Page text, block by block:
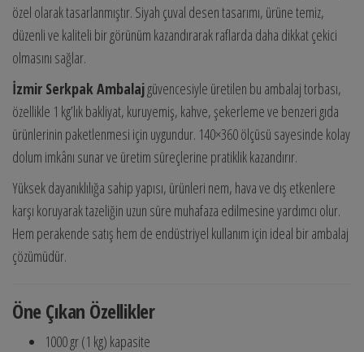
özel olarak tasarlanmıştır. Siyah çuval desen tasarımı, ürüne temiz,
düzenli ve kaliteli bir görünüm kazandırarak raflarda daha dikkat çekici
olmasını sağlar.
İzmir Serkpak Ambalajgüvencesiyle üretilen bu ambalaj torbası,
özellikle 1 kg’lık bakliyat, kuruyemiş, kahve, şekerleme ve benzeri gıda
ürünlerinin paketlenmesi için uygundur. 140×360 ölçüsü sayesinde kolay
dolum imkânı sunar ve üretim süreçlerine pratiklik kazandırır.
Yüksek dayanıklılığa sahip yapısı, ürünleri nem, hava ve dış etkenlere
karşı koruyarak tazeliğin uzun süre muhafaza edilmesine yardımcı olur.
Hem perakende satış hem de endüstriyel kullanım için ideal bir ambalaj
çözümüdür.
Öne Çıkan Özellikler
1000 gr (1 kg) kapasite